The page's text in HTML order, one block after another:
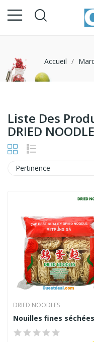
Accueil
Liste Des
DRIED
Pertinence
DRIED NOODLES